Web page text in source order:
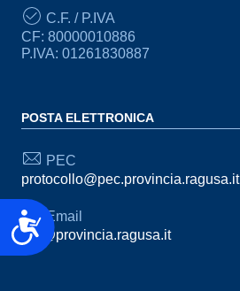
Accessibilità
C.F. / P.IVA
CF: 80000010886
P.IVA: 01261830887
POSTA ELETTRONICA
PEC
protocollo@pec.provincia.ragusa.it
Email
urp@provincia.ragusa.it